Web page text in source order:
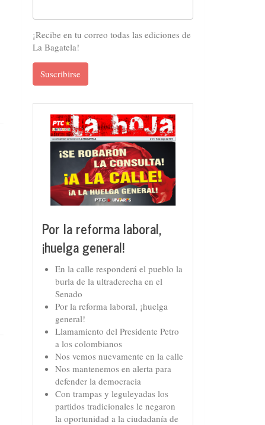
¡Recibe en tu correo todas las ediciones de
La Bagatela!
Suscribirse
Por la reforma laboral,
¡huelga general!
En la calle responderá el pueblo la
burla de la ultraderecha en el
Senado
Por la reforma laboral, ¡huelga
general!
Llamamiento del Presidente Petro
a los colombianos
Nos vemos nuevamente en la calle
Nos mantenemos en alerta para
defender la democracia
Con trampas y leguleyadas los
partidos tradicionales le negaron
la oportunidad a la ciudadanía de